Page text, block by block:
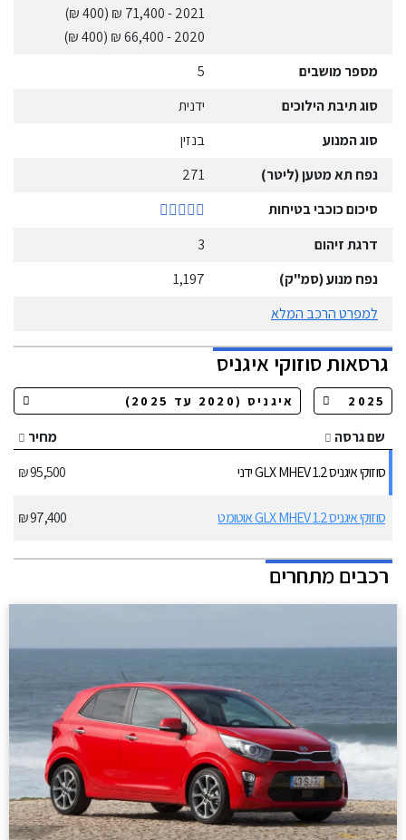
2021
- 71,400 ₪
(400 ₪)
2020
- 66,400 ₪
(400 ₪)
מספר מושבים
5
סוג תיבת הילוכים
ידנית
סוג המנוע
בנזין
נפח תא מטען (ליטר)
271
סיכום כוכבי בטיחות
דרגת זיהום
3
נפח מנוע (סמ"ק)
1,197
למפרט הרכב המלא
גרסאותסוזוקי איגניס
שם גרסה
מחיר
סוזוקי איגניס 1.2 GLX MHEV ידני
95,500 ₪
סוזוקי איגניס 1.2 GLX MHEV אוטומט 97,400 ₪
רכבים מתחרים